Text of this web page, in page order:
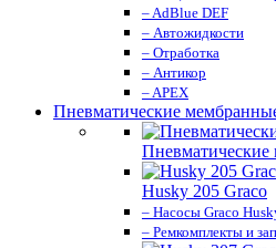
– AdBlue DEF
– Автожидкости
– Отработка
– Антикор
– APEX
Пневматические
Husky 205 Graco
– Насосы Graco
– Ремкомплекты и